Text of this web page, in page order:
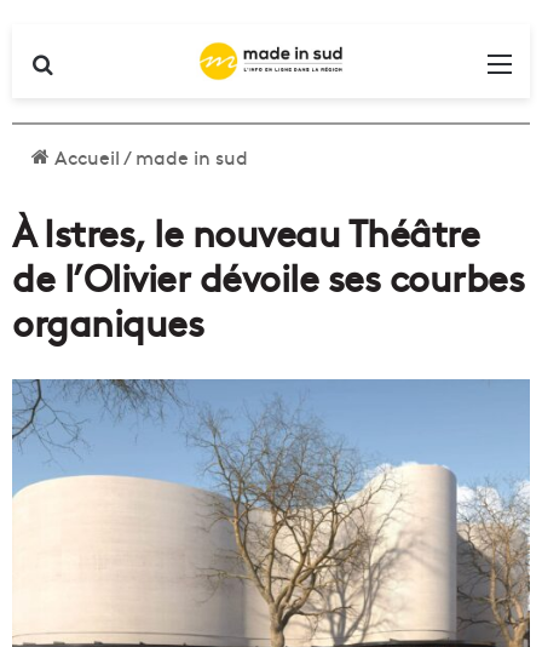
Accueil/made in sud
À Istres, le nouveau Théâtre
de l’Olivier dévoile ses courbes
organiques